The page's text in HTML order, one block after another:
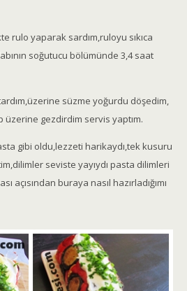
rulo yaparak sardım,ruloyu sıkıca
soğutucu bölümünde 3,4 saat
süzme yoğurdu döşedim,
üzerine gezdirdim servis yaptım.
gibi oldu,lezzeti harikaydı,tek kusuru
seviste yayıydı pasta dilimleri
açısından buraya nasıl hazırladığımı